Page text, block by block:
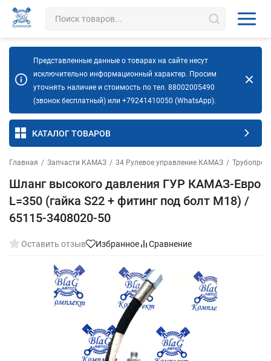
Представленные данные о товарах на сайте несут
исключительно информационный характер. Просим
уточнять наличие и стоимость по тел. 88002005490
(звонок бесплатный) или +79241410050 (WhatsApp).
КАТАЛОГ ТОВАРОВ
Главная / Запчасти КАМАЗ / 34 Рулевое управление КАМАЗ /
Шланг высокого давления ГУР КАМАЗ-Евро
L=350 (гайка S22 + фитинг под болт М18) /
65115-3408020-50
Оставить отзыв Избранное Сравнение